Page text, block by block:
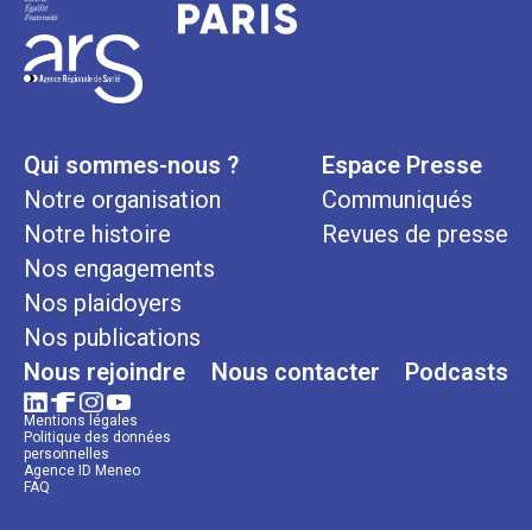
Qui sommes-nous ?
Notre organisation
Notre histoire
Nos engagements
Nos plaidoyers
Nos publications
Espace Presse
Communiqués
Revues de presse
Nous rejoindre Nous contacter Podcasts
Mentions légales
Politique des données
personnelles
Agence ID Meneo
FAQ